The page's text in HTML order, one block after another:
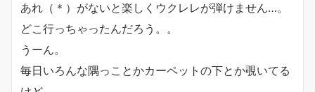
あれ（＊）がないと楽しくウクレレが弾けません…。
どこ行っちゃったんだろう。。
うーん。
毎日いろんな隅っことかカーペットの下とか覗いてる